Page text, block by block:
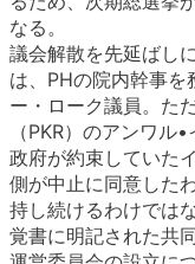
なる。
議会解散を先延ばし
は、PHの院内幹事を
ー・ローク議員。た
（PKR）のアンワル
政府が約束していた
側が中止に同意した
持し続けるわけでは
覚書に明記された共